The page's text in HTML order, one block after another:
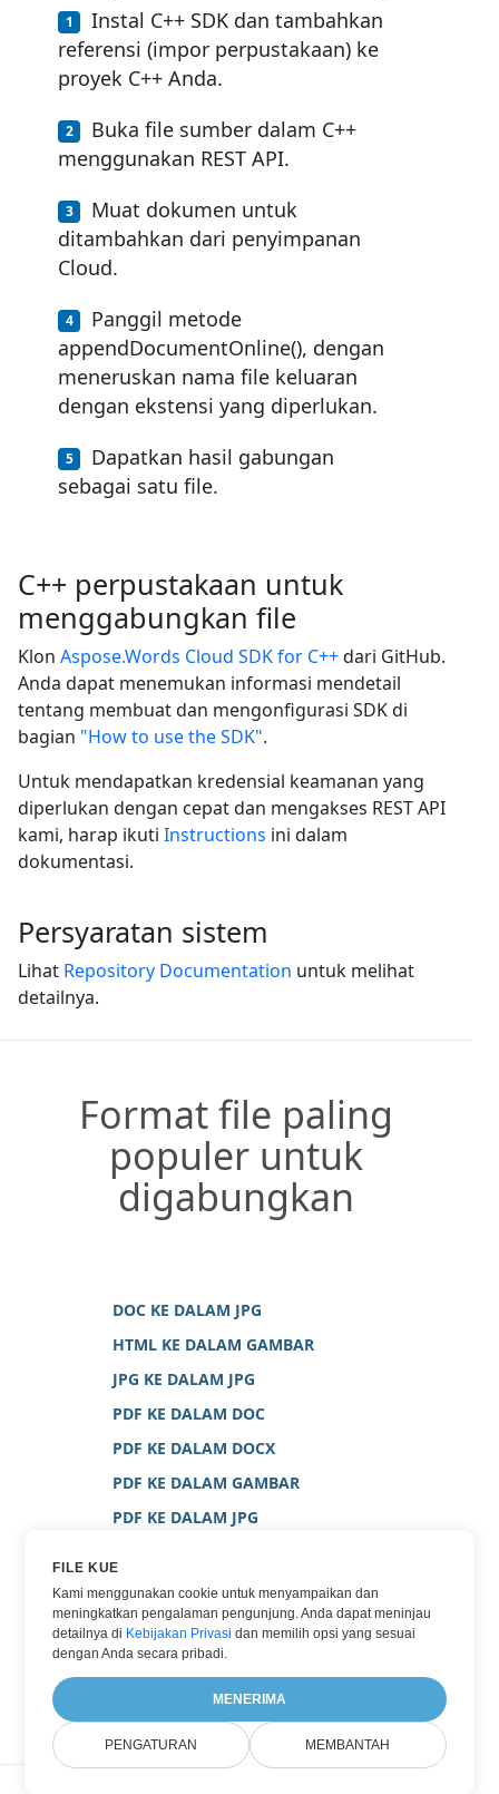
Instal C++ SDK dan tambahkan
referensi (impor perpustakaan) ke
proyek C++ Anda.
Buka file sumber dalam C++
menggunakan REST API.
Muat dokumen untuk
ditambahkan dari penyimpanan
Cloud.
Panggil metode
appendDocumentOnline(), dengan
meneruskan nama file keluaran
dengan ekstensi yang diperlukan.
Dapatkan hasil gabungan
sebagai satu file.
C++ perpustakaan untuk
menggabungkan file
Klon Aspose.Words Cloud SDK for C++dari GitHub.
Anda dapat menemukan informasi mendetail
tentang membuat dan mengonfigurasi SDK di
bagian "How to use the SDK".
Untuk mendapatkan kredensial keamanan yang
diperlukan dengan cepat dan mengakses REST API
kami, harap ikuti Instructions ini dalam
dokumentasi.
Persyaratan sistem
Lihat Repository Documentation untuk melihat
detailnya.
Format file paling
populer untuk
digabungkan
DOC KE DALAM JPG
HTML KE DALAM GAMBAR
JPG KE DALAM JPG
PDF KE DALAM DOC
PDF KE DALAM DOCX
PDF KE DALAM GAMBAR
PDF KE DALAM JPG
PDF KE DALAM WORD
PDF KE DALAM XPS
TEXT KE DALAM PNG
WORD KE DALAM JPG
FILE KUE
Kami menggunakan cookie untuk menyampaikan dan
meningkatkan pengalaman pengunjung. Anda dapat meninjau
detailnya di Kebijakan Privasi dan memilih opsi yang sesuai
dengan Anda secara pribadi.
MENERIMA
PENGATURAN MEMBANTAH